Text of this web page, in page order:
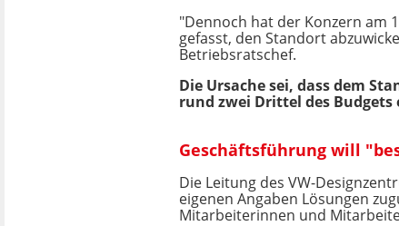
"Dennoch hat der Konzern am
gefasst, den Standort
Betriebsratschef.
Die Ursache sei, dass dem
rund zwei Drittel des Budgets
Geschäftsführung will
Die Leitung des VW-
eigenen Angaben Lösungen
Mitarbeiterinnen und